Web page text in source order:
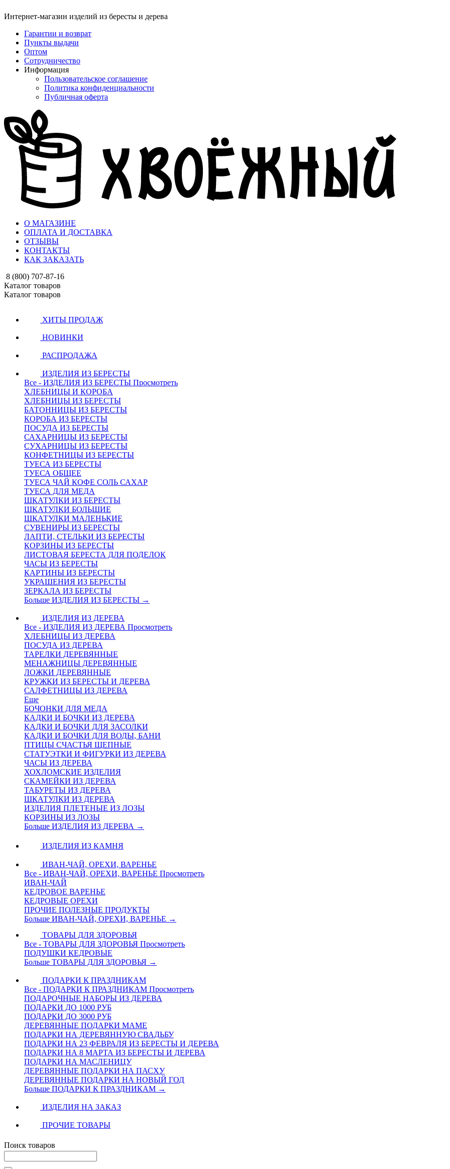
Интернет-магазин изделий из бересты и дерева
Гарантии и возврат
Пункты выдачи
Оптом
Сотрудничество
Информация
Пользовательское соглашение
Политика конфиденциальности
Публичная оферта
О МАГАЗИНЕ
ОПЛАТА И ДОСТАВКА
ОТЗЫВЫ
КОНТАКТЫ
КАК ЗАКАЗАТЬ
8 (800) 707-87-16
Каталог товаров
Каталог товаров
ХИТЫ ПРОДАЖ
НОВИНКИ
РАСПРОДАЖА
ИЗДЕЛИЯ ИЗ БЕРЕСТЫ
Все - ИЗДЕЛИЯ ИЗ БЕРЕСТЫ Просмотреть
ХЛЕБНИЦЫ И КОРОБА
ХЛЕБНИЦЫ ИЗ БЕРЕСТЫ
БАТОННИЦЫ ИЗ БЕРЕСТЫ
КОРОБА ИЗ БЕРЕСТЫ
ПОСУДА ИЗ БЕРЕСТЫ
САХАРНИЦЫ ИЗ БЕРЕСТЫ
СУХАРНИЦЫ ИЗ БЕРЕСТЫ
КОНФЕТНИЦЫ ИЗ БЕРЕСТЫ
ТУЕСА ИЗ БЕРЕСТЫ
ТУЕСА ОБЩЕЕ
ТУЕСА ЧАЙ КОФЕ СОЛЬ САХАР
ТУЕСА ДЛЯ МЕДА
ШКАТУЛКИ ИЗ БЕРЕСТЫ
ШКАТУЛКИ БОЛЬШИЕ
ШКАТУЛКИ МАЛЕНЬКИЕ
СУВЕНИРЫ ИЗ БЕРЕСТЫ
ЛАПТИ, СТЕЛЬКИ ИЗ БЕРЕСТЫ
КОРЗИНЫ ИЗ БЕРЕСТЫ
ЛИСТОВАЯ БЕРЕСТА ДЛЯ ПОДЕЛОК
ЧАСЫ ИЗ БЕРЕСТЫ
КАРТИНЫ ИЗ БЕРЕСТЫ
УКРАШЕНИЯ ИЗ БЕРЕСТЫ
ЗЕРКАЛА ИЗ БЕРЕСТЫ
Больше ИЗДЕЛИЯ ИЗ БЕРЕСТЫ →
ИЗДЕЛИЯ ИЗ ДЕРЕВА
Все - ИЗДЕЛИЯ ИЗ ДЕРЕВА Просмотреть
ХЛЕБНИЦЫ ИЗ ДЕРЕВА
ПОСУДА ИЗ ДЕРЕВА
ТАРЕЛКИ ДЕРЕВЯННЫЕ
МЕНАЖНИЦЫ ДЕРЕВЯННЫЕ
ЛОЖКИ ДЕРЕВЯННЫЕ
КРУЖКИ ИЗ БЕРЕСТЫ И ДЕРЕВА
САЛФЕТНИЦЫ ИЗ ДЕРЕВА
Еще
БОЧОНКИ ДЛЯ МЕДА
КАДКИ И БОЧКИ ИЗ ДЕРЕВА
КАДКИ И БОЧКИ ДЛЯ ЗАСОЛКИ
КАДКИ И БОЧКИ ДЛЯ ВОДЫ, БАНИ
ПТИЦЫ СЧАСТЬЯ ЩЕПНЫЕ
СТАТУЭТКИ И ФИГУРКИ ИЗ ДЕРЕВА
ЧАСЫ ИЗ ДЕРЕВА
ХОХЛОМСКИЕ ИЗДЕЛИЯ
СКАМЕЙКИ ИЗ ДЕРЕВА
ТАБУРЕТЫ ИЗ ДЕРЕВА
ШКАТУЛКИ ИЗ ДЕРЕВА
ИЗДЕЛИЯ ПЛЕТЕНЫЕ ИЗ ЛОЗЫ
КОРЗИНЫ ИЗ ЛОЗЫ
Больше ИЗДЕЛИЯ ИЗ ДЕРЕВА →
ИЗДЕЛИЯ ИЗ КАМНЯ
ИВАН-ЧАЙ, ОРЕХИ, ВАРЕНЬЕ
Все - ИВАН-ЧАЙ, ОРЕХИ, ВАРЕНЬЕ Просмотреть
ИВАН-ЧАЙ
КЕДРОВОЕ ВАРЕНЬЕ
КЕДРОВЫЕ ОРЕХИ
ПРОЧИЕ ПОЛЕЗНЫЕ ПРОДУКТЫ
Больше ИВАН-ЧАЙ, ОРЕХИ, ВАРЕНЬЕ →
ТОВАРЫ ДЛЯ ЗДОРОВЬЯ
Все - ТОВАРЫ ДЛЯ ЗДОРОВЬЯ Просмотреть
ПОДУШКИ КЕДРОВЫЕ
Больше ТОВАРЫ ДЛЯ ЗДОРОВЬЯ →
ПОДАРКИ К ПРАЗДНИКАМ
Все - ПОДАРКИ К ПРАЗДНИКАМ Просмотреть
ПОДАРОЧНЫЕ НАБОРЫ ИЗ ДЕРЕВА
ПОДАРКИ ДО 1000 РУБ
ПОДАРКИ ДО 3000 РУБ
ДЕРЕВЯННЫЕ ПОДАРКИ МАМЕ
ПОДАРКИ НА ДЕРЕВЯННУЮ СВАДЬБУ
ПОДАРКИ НА 23 ФЕВРАЛЯ ИЗ БЕРЕСТЫ И ДЕРЕВА
ПОДАРКИ НА 8 МАРТА ИЗ БЕРЕСТЫ И ДЕРЕВА
ПОДАРКИ НА МАСЛЕНИЦУ
ДЕРЕВЯННЫЕ ПОДАРКИ НА ПАСХУ
ДЕРЕВЯННЫЕ ПОДАРКИ НА НОВЫЙ ГОД
Больше ПОДАРКИ К ПРАЗДНИКАМ →
ИЗДЕЛИЯ НА ЗАКАЗ
ПРОЧИЕ ТОВАРЫ
Поиск товаров